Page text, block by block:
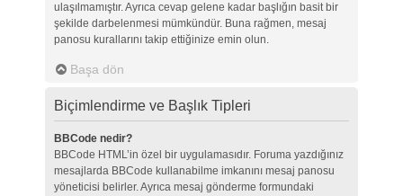
ulaşılmamıştır. Ayrıca cevap gelene kadar başlığın basit bir
şekilde darbelenmesi mümkündür. Buna rağmen, mesaj
panosu kurallarını takip ettiğinize emin olun.
Başa dön
Biçimlendirme ve Başlık Tipleri
BBCode nedir?
BBCode HTML’in özel bir uygulamasıdır. Foruma yazdığınız
mesajlarda BBCode kullanabilme imkanını mesaj panosu
yöneticisi belirler. Ayrıca mesaj gönderme formundaki